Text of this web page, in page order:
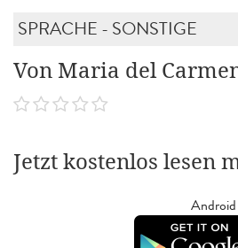
SPRACHE - SONSTIGE
Von Maria del
Jetzt kostenlos lesen
Android